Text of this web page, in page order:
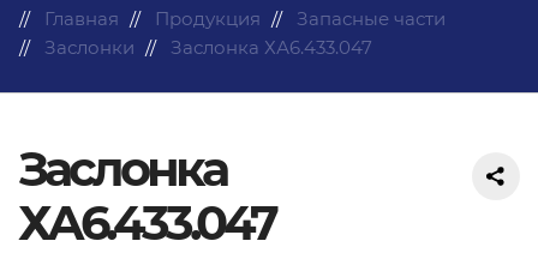
Главная Продукция
Запасные части
Заслонки
Заслонка ХА6.433.047
Заслонка
ХА6.433.047